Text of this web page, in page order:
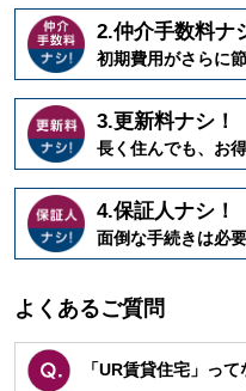
2.仲介手数料ナ
初期費用がさらに
3.更新料ナシ！
長く住んでも、お得
4.保証人ナシ！
面倒な手続きは必
よくあるご質問
「UR賃貸住宅」って